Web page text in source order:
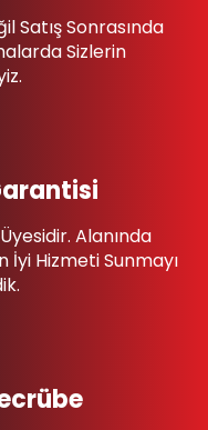
Alanında
İyi Hizmeti Sunmayı
Satış Sonrasında
Sizlerin